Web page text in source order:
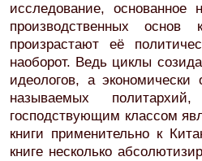
исследование,
производственных основ
произрастают её
наоборот. Ведь циклы
идеологов, а экономически
называемых
господствующим классом
книги применительно к
книге несколько